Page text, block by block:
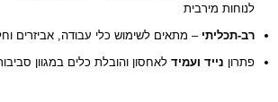
לנוחות מירבית
רב-תכליתי – מתאים לשימוש כלי עבודה, אביזרים
פתרון נייד ועמיד לאחסון והובלת כלים במגוון